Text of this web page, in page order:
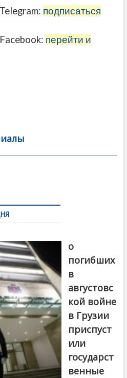
подписаться
перейти и
о
погибших
в
августовс
кой войне
в Грузии
приспуст
или
государст
венные